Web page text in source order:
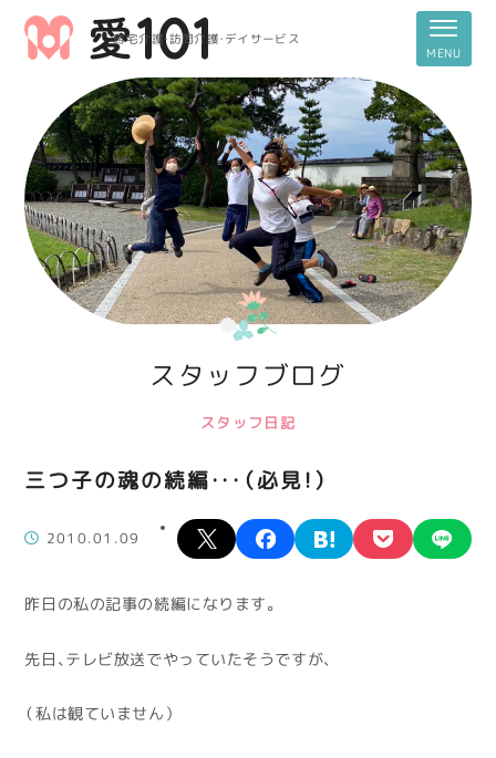
居宅介護・訪問介護・デイサービス
スタッフブログ
スタッフ日記
三つ子の魂の続編・・・（必見！）
2010.01.09
X facebookhatena pocket
昨日の私の記事の続編になります。
先日、テレビ放送でやっていたそうですが、
（私は観ていません）